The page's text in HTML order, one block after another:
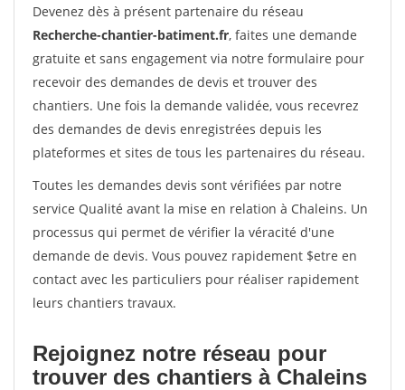
Devenez dès à présent partenaire du réseau
Recherche-chantier-batiment.fr, faites une demande
gratuite et sans engagement via notre formulaire pour
recevoir des demandes de devis et trouver des
chantiers. Une fois la demande validée, vous recevrez
des demandes de devis enregistrées depuis les
plateformes et sites de tous les partenaires du réseau.
Toutes les demandes devis sont vérifiées par notre
service Qualité avant la mise en relation à Chaleins. Un
processus qui permet de vérifier la véracité d'une
demande de devis. Vous pouvez rapidement $etre en
contact avec les particuliers pour réaliser rapidement
leurs chantiers travaux.
Rejoignez notre réseau pour
trouver des chantiers à Chaleins